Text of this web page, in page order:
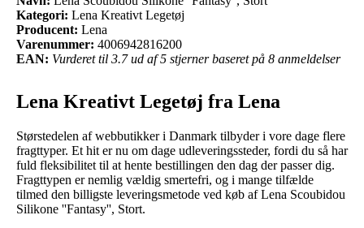
Kategori: Lena Kreativt Legetøj
Producent: Lena
Varenummer: 4006942816200
EAN: Vurderet til 3.7 ud af 5 stjerner baseret på 8 anmeldelser
Lena Kreativt Legetøj fra Lena
Størstedelen af webbutikker i Danmark tilbyder i vore dage flere
fragttyper. Et hit er nu om dage udleveringssteder, fordi du så har
fuld fleksibilitet til at hente bestillingen den dag der passer dig.
Fragttypen er nemlig vældig smertefri, og i mange tilfælde
tilmed den billigste leveringsmetode ved køb af Lena Scoubidou
Silikone ''Fantasy'', Stort.